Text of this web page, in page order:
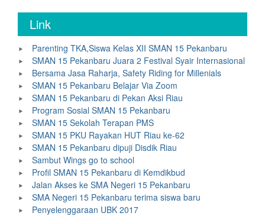
Link
Parenting TKA,Siswa Kelas XII SMAN 15 Pekanbaru
SMAN 15 Pekanbaru Juara 2 Festival Syair Internasional
Bersama Jasa Raharja, Safety Riding for Millenials
SMAN 15 Pekanbaru Belajar Via Zoom
SMAN 15 Pekanbaru di Pekan Aksi Riau
Program Sosial SMAN 15 Pekanbaru
SMAN 15 Sekolah Terapan PMS
SMAN 15 PKU Rayakan HUT Riau ke-62
SMAN 15 Pekanbaru dipuji Disdik Riau
Sambut Wings go to school
Profil SMAN 15 Pekanbaru di Kemdikbud
Jalan Akses ke SMA Negeri 15 Pekanbaru
SMA Negeri 15 Pekanbaru terima siswa baru
Penyelenggaraan UBK 2017